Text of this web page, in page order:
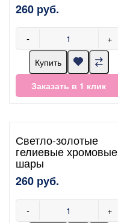
260 руб.
- +
Купить
Заказать в 1 клик
Светло-золотые
гелиевые хромовые
шары
260 руб.
- +